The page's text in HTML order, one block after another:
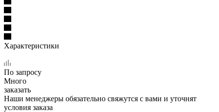
Характеристики
По запросу
Много
заказать
Наши менеджеры обязательно свяжутся с вами и уточнят
условия заказа